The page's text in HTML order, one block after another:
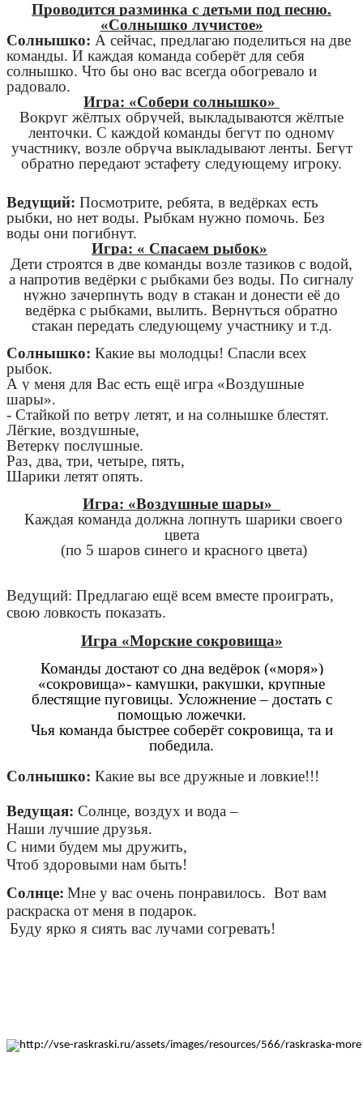
Проводится разминка с детьми под песню.
«Солнышко лучистое»
Солнышко: А сейчас, предлагаю поделиться на две
команды. И каждая команда соберёт для себя
солнышко. Что бы оно вас всегда обогревало и
радовало.
Игра: «Собери солнышко»
Вокруг жёлтых обручей, выкладываются жёлтые
ленточки. С каждой команды бегут по одному
участнику, возле обруча выкладывают ленты. Бегут
обратно передают эстафету следующему игроку.
Ведущий: Посмотрите, ребята, в ведёрках есть
рыбки, но нет воды. Рыбкам нужно помочь. Без
воды они погибнут.
Игра: « Спасаем рыбок»
Дети строятся в две команды возле тазиков с водой,
а напротив ведёрки с рыбками без воды. По сигналу
нужно зачерпнуть воду в стакан и донести её до
ведёрка с рыбками, вылить. Вернуться обратно
стакан передать следующему участнику и т.д.
Солнышко: Какие вы молодцы! Спасли всех
рыбок.
А у меня для Вас есть ещё игра «Воздушные
шары».
- Стайкой по ветру летят, и на солнышке блестят.
Лёгкие, воздушные,
Ветерку послушные.
Раз, два, три, четыре, пять,
Шарики летят опять.
Игра: «Воздушные шары»
Каждая команда должна лопнуть шарики своего
цвета
(по 5 шаров синего и красного цвета)
Ведущий: Предлагаю ещё всем вместе проиграть,
свою ловкость показать.
Игра «Морские сокровища»
Команды достают со дна ведёрок («моря»)
«сокровища»- камушки, ракушки, крупные
блестящие пуговицы. Усложнение – достать с
помощью ложечки.
Чья команда быстрее соберёт сокровища, та и
победила.
Солнышко: Какие вы все дружные и ловкие!!!
Ведущая: Солнце, воздух и вода –
Наши лучшие друзья.
С ними будем мы дружить,
Чтоб здоровыми нам быть!
Солнце: Мне у вас очень понравилось. Вот вам
раскраска от меня в подарок.
Буду ярко я сиять вас лучами согревать!